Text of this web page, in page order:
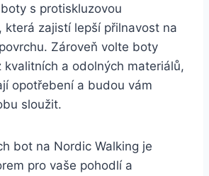
s protiskluzovou
která zajistí lepší⁣ přilnavost ⁢na
Zároveň volte boty
kvalitních ⁢a odolných materiálů,
opotřebení a budou vám​
sloužit.
bot na Nordic Walking je
pro vaše pohodlí a